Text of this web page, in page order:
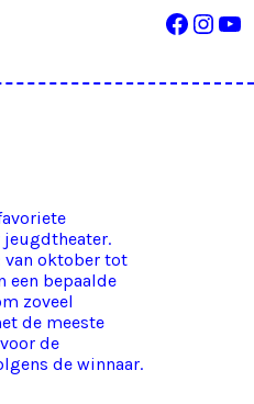
van oktober tot
een bepaalde
zoveel
de meeste
de
de winnaar.